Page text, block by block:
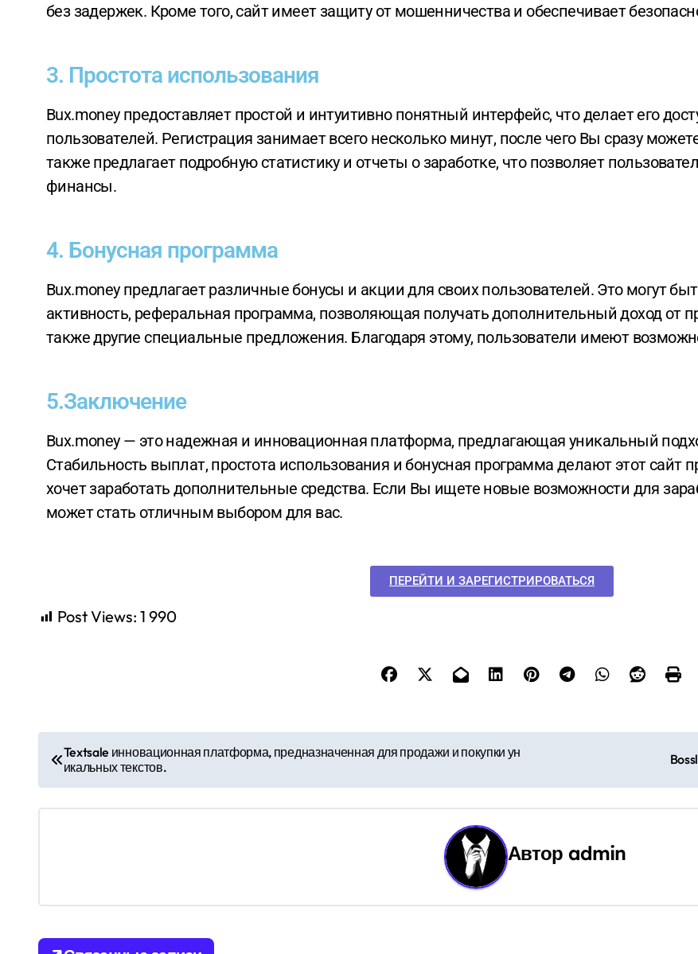
без задержек. Кроме того, сайт имеет защиту от мошенничества и обеспечивает
3. Простота использования
Bux.money предоставляет простой и интуитивно понятный интерфейс, что делает его доступным для всех категорий
пользователей. Регистрация занимает всего несколько минут, после чего Вы сразу
также предлагает подробную статистику и отчеты о заработке, что позволяет
финансы.
4. Бонусная программа
Bux.money предлагает различные бонусы и акции для своих пользователей. Это могут быть ежедневные бонусы за
активность, реферальная программа, позволяющая получать дополнительный доход от
также другие специальные предложения. Благодаря этому, пользователи имеют
5.Заключение
Bux.money — это надежная и инновационная платформа, предлагающая уникальный подход к заработку в интернете.
Стабильность выплат, простота использования и бонусная программа делают этот сайт
хочет заработать дополнительные средства. Если Вы ищете новые возможности для
может стать отличным выбором для вас.
ПЕРЕЙТИ И ЗАРЕГИСТРИРОВАТЬСЯ
Post Views: 1 990
Textsale инновационная платформа, предназначенная для продажи и покупки ун
икальных текстов.
Автор admin